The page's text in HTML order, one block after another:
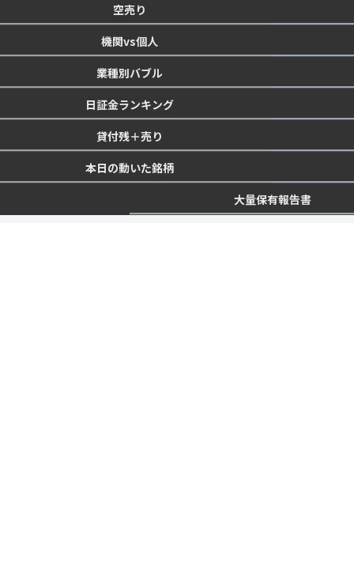
空売り
機関vs個人
業種別バブル
日証金ランキング
貸付残＋売り
本日の動いた銘柄
大量保有報告書